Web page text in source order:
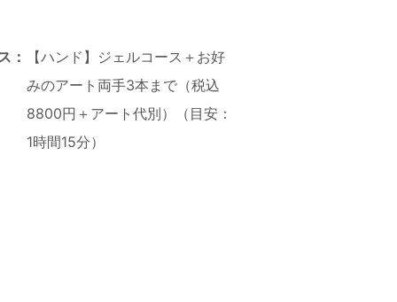
：
【ハンド】ジェルコース＋お好
みのアート両手3本まで（税込
8800円＋アート代別）（目安：
1時間15分）